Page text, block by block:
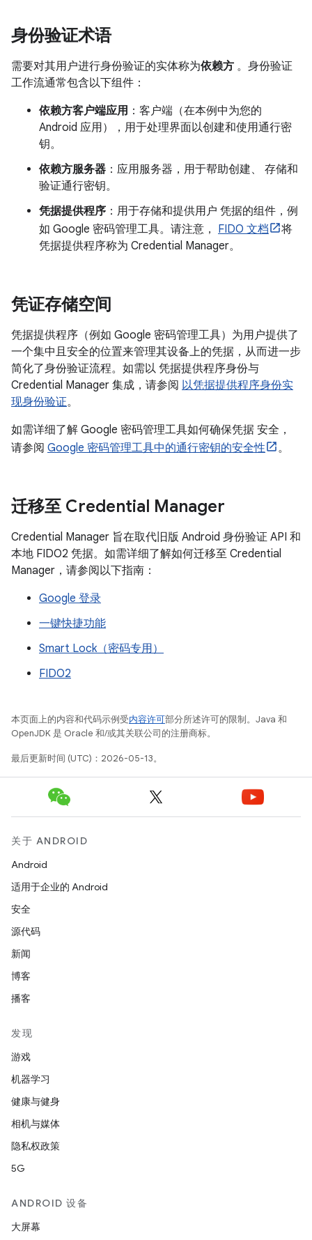
身份验证术语
需要对其用户进行身份验证的实体称为依赖方 。身份验证
工作流通常包含以下组件：
依赖方客户端应用 ：客户端（在本例中为您的
Android 应用），用于处理界面以创建和使用通行密
钥。
依赖方服务器 ：应用服务器，用于帮助创建、 存储和
验证通行密钥。
凭据提供程序 ：用于存储和提供用户 凭据的组件，例
如 Google 密码管理工具。请注意， FIDO 文档
将
凭据提供程序称为 Credential Manager。
凭证存储空间
凭据提供程序（例如 Google 密码管理工具）为用户提供了
一个集中且安全的位置来管理其设备上的凭据，从而进一步
简化了身份验证流程。如需以 凭据提供程序身份与
Credential Manager 集成，请参阅 以凭据提供程序身份实
现身份验证。
如需详细了解 Google 密码管理工具如何确保凭据 安全，
请参阅 Google 密码管理工具中的通行密钥的安全性 。
迁移至 Credential Manager
Credential Manager 旨在取代旧版 Android 身份验证 API 和
本地 FIDO2 凭据。如需详细了解如何迁移至 Credential
Manager，请参阅以下指南：
Google 登录
一键快捷功能
Smart Lock（密码专用）
FIDO2
本页面上的内容和代码示例受内容许可部分所述许可的限制。Java 和
OpenJDK 是 Oracle 和/或其关联公司的注册商标。
最后更新时间 (UTC)：2026-05-13。
关于 ANDROID
Android
适用于企业的 Android
安全
源代码
新闻
博客
播客
发现
游戏
机器学习
健康与健身
相机与媒体
隐私权政策
5G
ANDROID 设备
大屏幕